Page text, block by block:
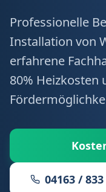
Professionelle
Installation von
erfahrene
80% Heizkosten
04163 /